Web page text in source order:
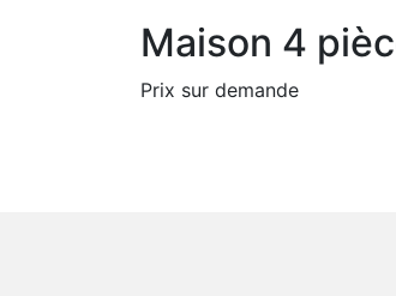
Maison 4
Prix sur demande